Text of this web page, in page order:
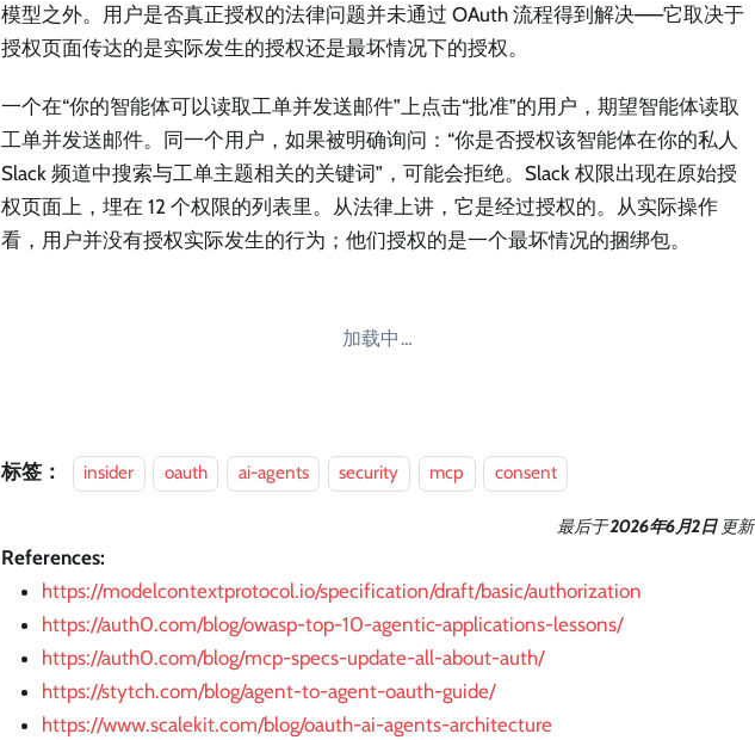
模型之外。用户是否真正授权的法律问题并未通过 OAuth 流程得到解决——它取决于
授权页面传达的是实际发生的授权还是最坏情况下的授权。
一个在“你的智能体可以读取工单并发送邮件”上点击“批准”的用户，期望智能体读取
工单并发送邮件。同一个用户，如果被明确询问：“你是否授权该智能体在你的私人
Slack 频道中搜索与工单主题相关的关键词”，可能会拒绝。Slack 权限出现在原始授
权页面上，埋在 12 个权限的列表里。从法律上讲，它是经过授权的。从实际操作
看，用户并没有授权实际发生的行为；他们授权的是一个最坏情况的捆绑包。
加载中…
标签： insider oauth ai-agents security mcp consent
最后于2026年6月2日 更新
References:
https://modelcontextprotocol.io/specification/draft/basic/authorization
https://auth0.com/blog/owasp-top-10-agentic-applications-lessons/
https://auth0.com/blog/mcp-specs-update-all-about-auth/
https://stytch.com/blog/agent-to-agent-oauth-guide/
https://www.scalekit.com/blog/oauth-ai-agents-architecture